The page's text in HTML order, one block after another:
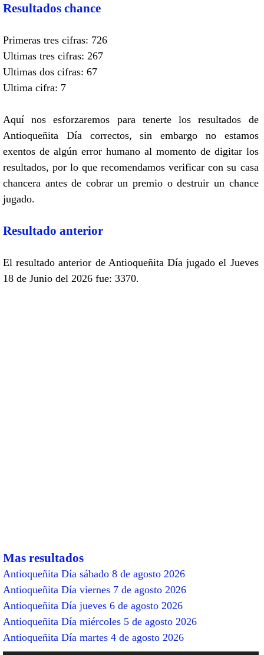
Resultados chance
Primeras tres cifras: 726
Ultimas tres cifras: 267
Ultimas dos cifras: 67
Ultima cifra: 7
Aquí nos esforzaremos para tenerte los resultados de
Antioqueñita Día correctos, sin embargo no estamos
exentos de algún error humano al momento de digitar los
resultados, por lo que recomendamos verificar con su casa
chancera antes de cobrar un premio o destruir un chance
jugado.
Resultado anterior
El resultado anterior de Antioqueñita Día jugado el Jueves
18 de Junio del 2026 fue: 3370.
Mas resultados
Antioqueñita Día sábado 8 de agosto 2026
Antioqueñita Día viernes 7 de agosto 2026
Antioqueñita Día jueves 6 de agosto 2026
Antioqueñita Día miércoles 5 de agosto 2026
Antioqueñita Día martes 4 de agosto 2026